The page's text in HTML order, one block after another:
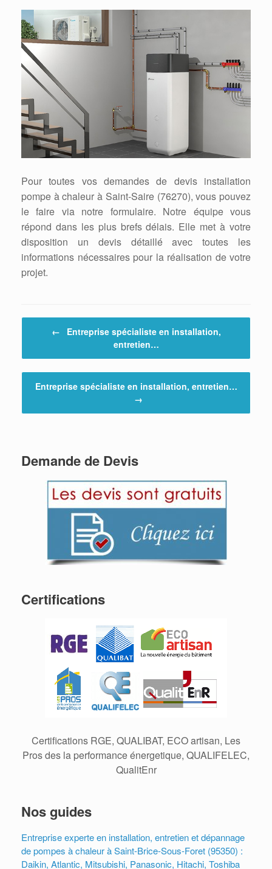
Pour toutes vos demandes de devis installation
pompe à chaleur à Saint-Saire (76270), vous pouvez
le faire via notre formulaire. Notre équipe vous
répond dans les plus brefs délais. Elle met à votre
disposition un devis détaillé avec toutes les
informations nécessaires pour la réalisation de votre
projet.
←
Entreprise spécialiste en installation,
entretien…
Entreprise spécialiste en installation, entretien…
→
Demande de Devis
Certifications
Certifications RGE, QUALIBAT, ECO artisan, Les
Pros des la performance énergetique, QUALIFELEC,
QualitEnr
Nos guides
Entreprise experte en installation, entretien et dépannage
de pompes à chaleur à Saint-Brice-Sous-Foret (95350) :
Daikin, Atlantic, Mitsubishi, Panasonic, Hitachi, Toshiba